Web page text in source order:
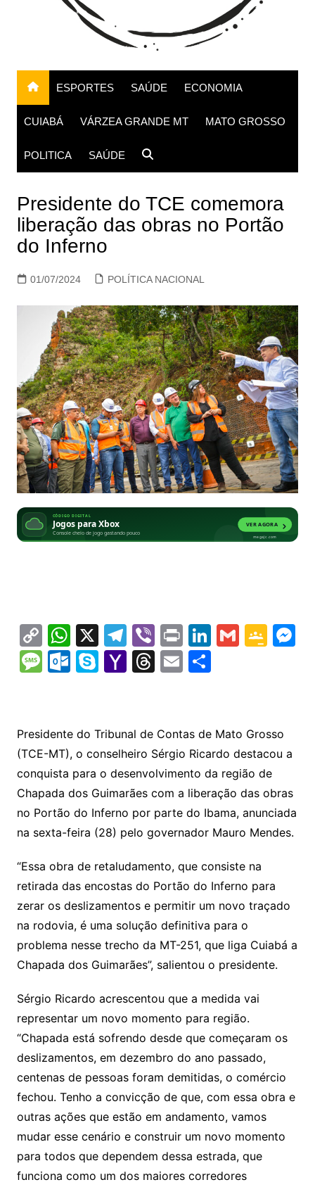
ESPORTES SAÚDE ECONOMIA
CUIABÁ VÁRZEA GRANDE MT MATO GROSSO
POLITICA SAÚDE
Presidente do TCE comemora
liberação das obras no Portão
do Inferno
01/07/2024 POLÍTICA NACIONAL
C
o
p
Li
n
k
W
h
at
A
p
p
X T
el
e
a
m
Vi
b
er
Pr
in
t
Li
n
k
dI
n
G G
e
Cl
a
s
sr
o
m
M
M
s
a
g
e
O
o
k.
c
o
m
S
p
e
Y
o
o
M
ai
l
T
a
d
s
E
l
S
e
Presidente do Tribunal de Contas de Mato Grosso
(TCE-MT), o conselheiro Sérgio Ricardo destacou a
conquista para o desenvolvimento da região de
Chapada dos Guimarães com a liberação das obras
no Portão do Inferno por parte do Ibama, anunciada
na sexta-feira (28) pelo governador Mauro Mendes.
“Essa obra de retaludamento, que consiste na
retirada das encostas do Portão do Inferno para
zerar os deslizamentos e permitir um novo traçado
na rodovia, é uma solução definitiva para o
problema nesse trecho da MT-251, que liga Cuiabá a
Chapada dos Guimarães”, salientou o presidente.
Sérgio Ricardo acrescentou que a medida vai
representar um novo momento para região.
“Chapada está sofrendo desde que começaram os
deslizamentos, em dezembro do ano passado,
centenas de pessoas foram demitidas, o comércio
fechou. Tenho a convicção de que, com essa obra e
outras ações que estão em andamento, vamos
mudar esse cenário e construir um novo momento
para todos que dependem dessa estrada, que
funciona como um dos maiores corredores